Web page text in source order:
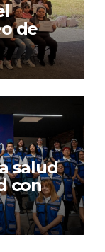
de
salud
con